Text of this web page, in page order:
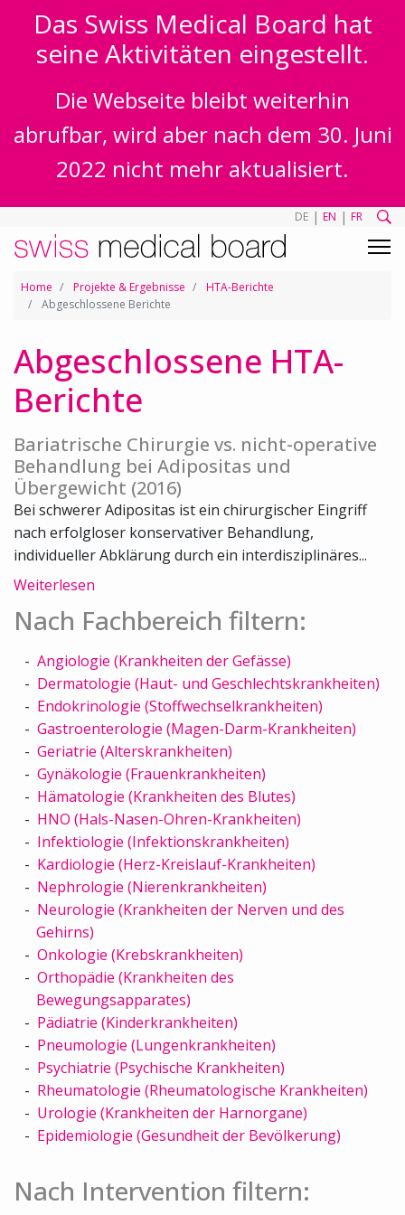
Das Swiss Medical Board hat
seine Aktivitäten eingestellt.
Die Webseite bleibt weiterhin
abrufbar, wird aber nach dem 30. Juni
2022 nicht mehr aktualisiert.
DE | EN | FR
Home Projekte & Ergebnisse
HTA-Berichte
Abgeschlossene Berichte
Abgeschlossene HTA-
Berichte
Bariatrische Chirurgie vs. nicht-operative
Behandlung bei Adipositas und
Übergewicht (2016)
Bei schwerer Adipositas ist ein chirurgischer Eingriff
nach erfolgloser konservativer Behandlung,
individueller Abklärung durch ein interdisziplinäres...
Weiterlesen
Nach Fachbereich filtern:
Angiologie (Krankheiten der Gefässe)
Dermatologie (Haut- und Geschlechtskrankheiten)
Endokrinologie (Stoffwechselkrankheiten)
Gastroenterologie (Magen-Darm-Krankheiten)
Geriatrie (Alterskrankheiten)
Gynäkologie (Frauenkrankheiten)
Hämatologie (Krankheiten des Blutes)
HNO (Hals-Nasen-Ohren-Krankheiten)
Infektiologie (Infektionskrankheiten)
Kardiologie (Herz-Kreislauf-Krankheiten)
Nephrologie (Nierenkrankheiten)
Neurologie (Krankheiten der Nerven und des
Gehirns)
Onkologie (Krebskrankheiten)
Orthopädie (Krankheiten des
Bewegungsapparates)
Pädiatrie (Kinderkrankheiten)
Pneumologie (Lungenkrankheiten)
Psychiatrie (Psychische Krankheiten)
Rheumatologie (Rheumatologische Krankheiten)
Urologie (Krankheiten der Harnorgane)
Epidemiologie (Gesundheit der Bevölkerung)
Nach Intervention filtern: